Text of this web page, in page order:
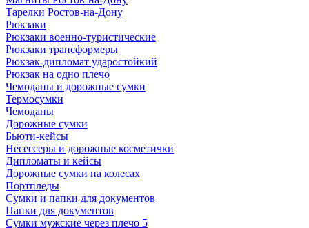
Тарелки Ростов-на-Дону
Рюкзаки
Рюкзаки военно-туристические
Рюкзаки трансформеры
Рюкзак-дипломат ударостойкий
Рюкзак на одно плечо
Чемоданы и дорожные сумки
Термосумки
Чемоданы
Дорожные сумки
Бьюти-кейсы
Несессеры и дорожные косметички
Дипломаты и кейсы
Дорожные сумки на колесах
Портпледы
Сумки и папки для документов
Папки для документов
Сумки мужские через плечо 5